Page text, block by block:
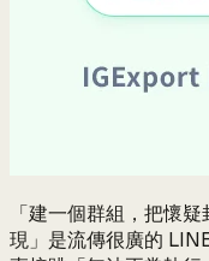
「建一個群組，把懷
現」是流傳很廣的